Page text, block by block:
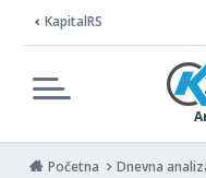
KapitalRS
Početna Dnevna